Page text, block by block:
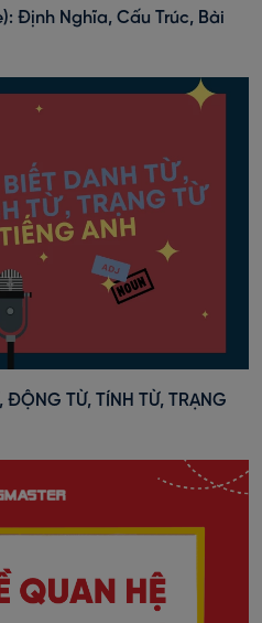
Định Nghĩa, Cấu Trúc, Bài
ĐỘNG TỪ, TÍNH TỪ, TRẠNG